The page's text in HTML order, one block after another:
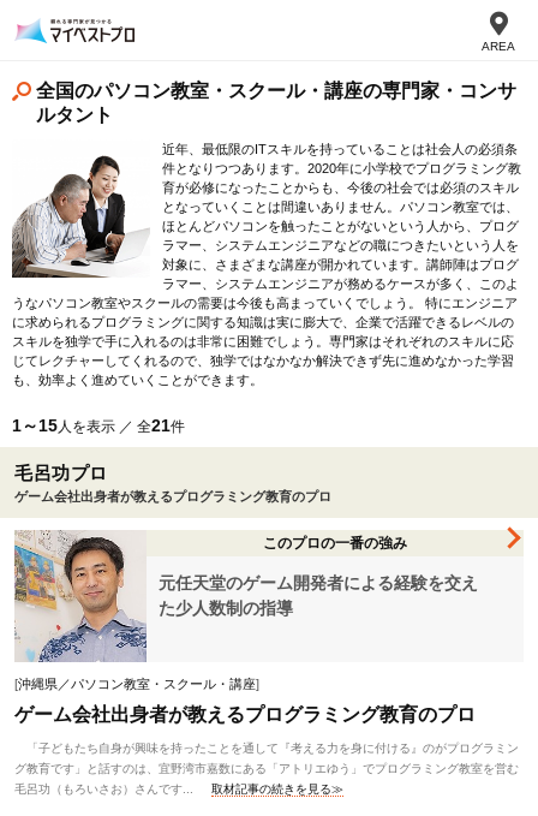
AREA
全国のパソコン教室・スクール・講座の専門家・コンサ
ルタント
近年、最低限のITスキルを持っていることは社会人の必須条
件となりつつあります。2020年に小学校でプログラミング教
育が必修になったことからも、今後の社会では必須のスキル
となっていくことは間違いありません。パソコン教室では、
ほとんどパソコンを触ったことがないという人から、プログ
ラマー、システムエンジニアなどの職につきたいという人を
対象に、さまざまな講座が開かれています。講師陣はプログ
ラマー、システムエンジニアが務めるケースが多く、このよ
うなパソコン教室やスクールの需要は今後も高まっていくでしょう。 特にエンジニア
に求められるプログラミングに関する知識は実に膨大で、企業で活躍できるレベルの
スキルを独学で手に入れるのは非常に困難でしょう。専門家はそれぞれのスキルに応
じてレクチャーしてくれるので、独学ではなかなか解決できず先に進めなかった学習
も、効率よく進めていくことができます。
1～15人を表示 ／ 全21件
毛呂功プロ
ゲーム会社出身者が教えるプログラミング教育のプロ
このプロの一番の強み
元任天堂のゲーム開発者による経験を交え
た少人数制の指導
[沖縄県／パソコン教室・スクール・講座]
ゲーム会社出身者が教えるプログラミング教育のプロ
「子どもたち自身が興味を持ったことを通して『考える力を身に付ける』のがプログラミン
グ教育です」と話すのは、宜野湾市嘉数にある「アトリエゆう」でプログラミング教室を営む
毛呂功（もろいさお）さんです...
取材記事の続きを見る≫